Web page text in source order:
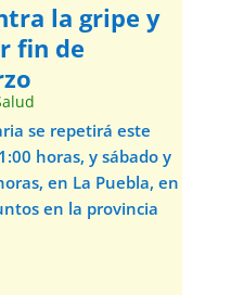
la gripe y
fin de
se repetirá este
horas, y sábado y
en La Puebla, en
en la provincia